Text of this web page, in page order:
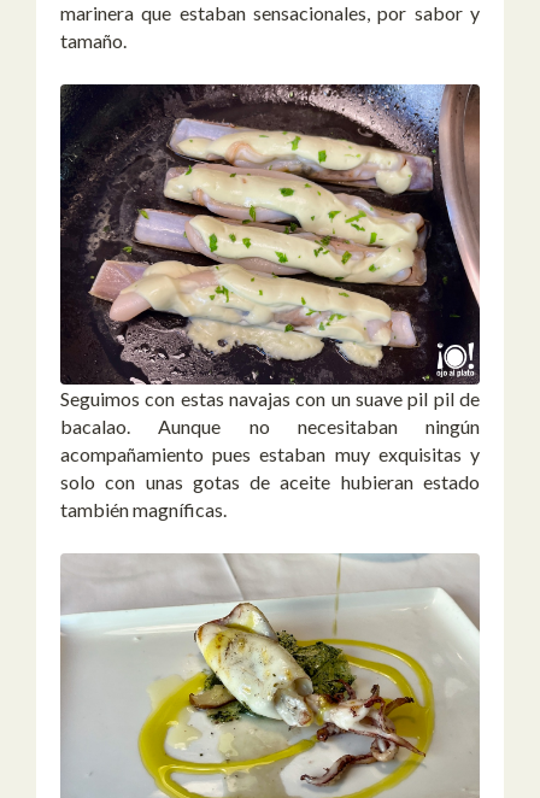
marinera que estaban sensacionales, por sabor y
tamaño.
Seguimos con estas navajas con un suave pil pil de
bacalao. Aunque no necesitaban ningún
acompañamiento pues estaban muy exquisitas y
solo con unas gotas de aceite hubieran estado
también magníficas.